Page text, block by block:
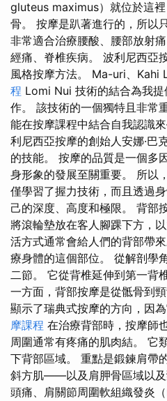
gluteus maximus）就位於這
骨。 按摩是趴著進行的，所以
非常適合治療腰酸、腰部放射
經痛、脊椎疾病。 波利尼西亞
風格按摩方法。 Ma-uri、Kahi
程 Lomi Nui 技術的結合為我
作。 該技術的一個獨特且非常
能在按摩課程中結合自我認識
利尼西亞按摩的創始人安娜·巴
的技能。 按摩的品質是一個多
身形象的發展至關重要。 所以
僅學習了握力技術，而且透過
己的深度、高度和極限。 背部
將滾輪墊放在客人腳踝下方，
活方式通常會給人們的背部帶
療身體的這個部位。 從解剖學
二節。 它從背椎延伸到第一背
一方面，背部按摩是從骶骨到
顯示了瑞典式按摩的方向，因
摩課程 在治療背部時，按摩師
周圍通常有疼痛的肌肉結。 它
下背部區域。 重點是鍛鍊肩帶
斜方肌——以及肩胛骨區域以及
頭痛、肩關節周圍軟組織發炎